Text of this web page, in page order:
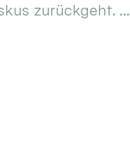
zurückgeht. ...